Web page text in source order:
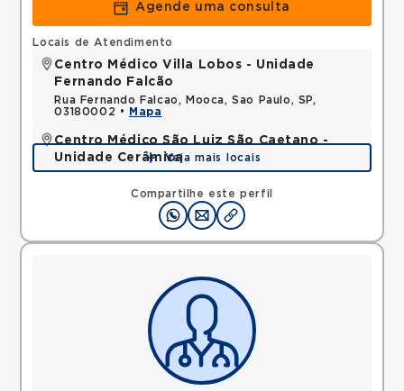
Agende uma consulta
Compartilhe este perfil
Locais de Atendimento
Centro Médico Villa Lobos - Unidade
Fernando Falcão
Rua Fernando Falcao, Mooca, Sao Paulo, SP,
03180002 •
Mapa
Centro Médico São Luiz São Caetano -
Unidade Cerâmica
Alameda Caulim, Ceramica, Sao Caetano do Sul,
SP, 09531195 •
Veja mais locais